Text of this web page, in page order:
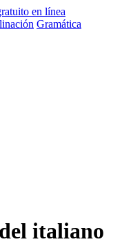
Gramática
italiano